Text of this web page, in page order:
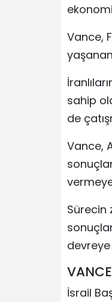
Vance,
sahip
de
Vance,
Sürecin
devreye
İsrail